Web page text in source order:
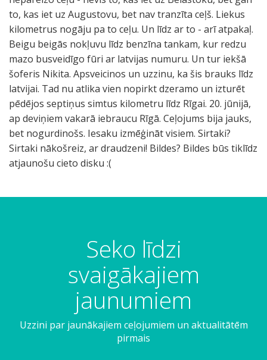
Seko līdzi
svaigākajiem
jaunumiem
Uzzini par jaunākajiem ceļojumiem un aktualitātēm
pirmais